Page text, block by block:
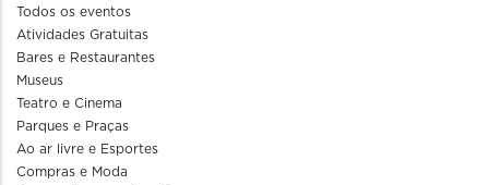
Todos os eventos
Atividades Gratuitas
Bares e Restaurantes
Museus
Teatro e Cinema
Parques e Praças
Ao ar livre e Esportes
Compras e Moda